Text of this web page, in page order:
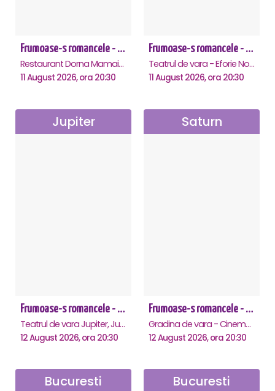
Frumoase-s romancele - Mamaia
Restaurant Dorna Mamaia, Mamaia
11 August 2026, ora 20:30
Frumoase-s romancele - Eforie Nord
Teatrul de vara - Eforie Nord, Eforie-Nord
11 August 2026, ora 20:30
Jupiter
Frumoase-s romancele - Jupiter
Teatrul de vara Jupiter, Jupiter
12 August 2026, ora 20:30
Saturn
Frumoase-s romancele - Saturn
Gradina de vara - Cinema Saturn, Saturn
12 August 2026, ora 20:30
Bucuresti Bucuresti